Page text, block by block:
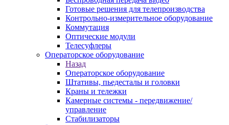
Готовые решения для телепроизводства
Контрольно-измерительное оборудование
Коммутация
Оптические модули
Телесуфлеры
Операторское оборудование
Назад
Операторское оборудование
Штативы, пьедесталы и головки
Краны и тележки
Камерные системы - передвижение/
управление
Стабилизаторы